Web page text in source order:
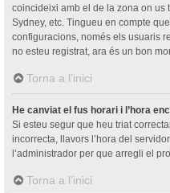
coincideixi amb el de la zona on us
Sydney, etc. Tingueu en compte
configuracions, només els usuaris
no esteu registrat, ara és un bon
Torna a l’inici
He canviat el fus horari i l’hora
Si esteu segur que heu triat
incorrecta, llavors l’hora del
l’administrador per que arregli el
Torna a l’inici